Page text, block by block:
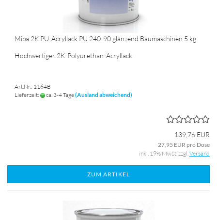
Mipa 2K PU-Acryllack PU 240-90 glänzend Baumaschinen 5 kg
Hochwertiger 2K-Polyurethan-Acryllack
Art.Nr.: 1164B
Lieferzeit:
ca. 3-4 Tage(Ausland abweichend)
139,76 EUR
27,95 EUR pro Dose
inkl. 19% MwSt. zzgl.Versand
ZUM ARTIKEL